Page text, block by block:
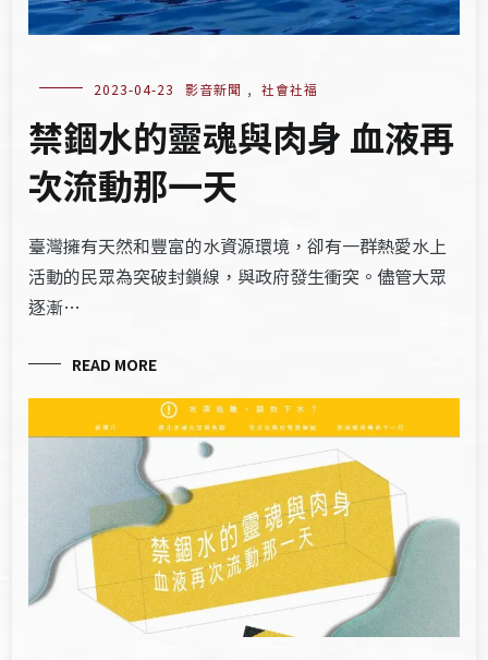
2023-04-23 影音新聞 , 社會社福
禁錮水的靈魂與肉身 血液再
次流動那一天
臺灣擁有天然和豐富的水資源環境，卻有一群熱愛水上
活動的民眾為突破封鎖線，與政府發生衝突。儘管大眾
逐漸…
READ MORE